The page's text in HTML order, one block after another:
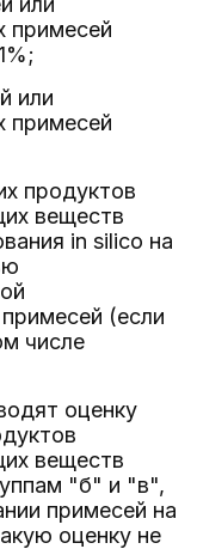
примесей
или
примесей
продуктов
веществ
in silico на
(если
числе
оценку
веществ
"б" и "в",
примесей на
оценку не